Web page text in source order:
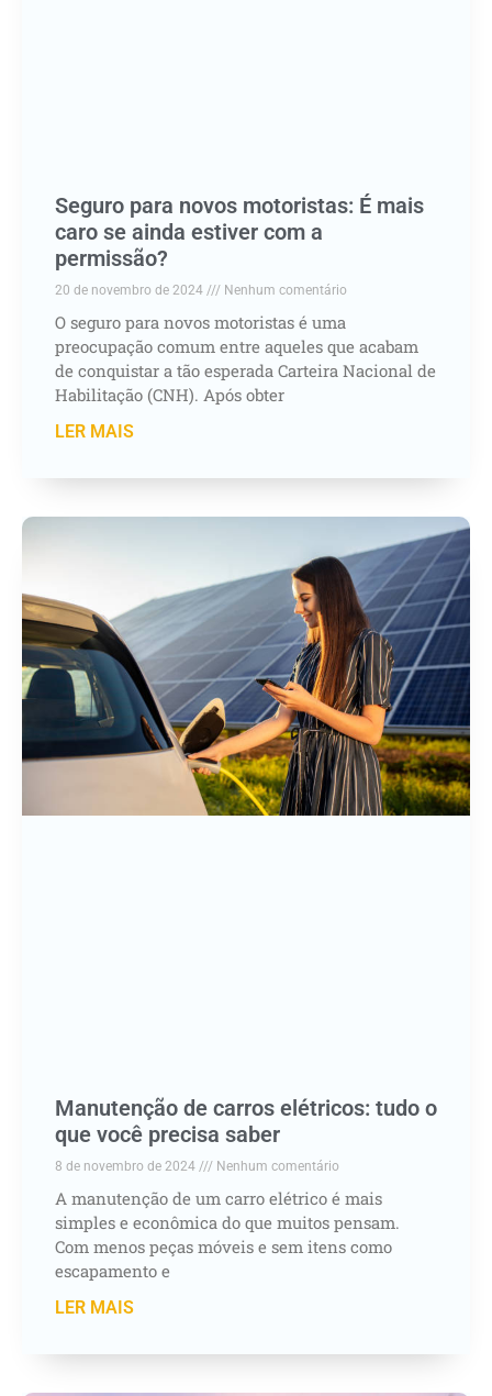
Seguro para novos motoristas: É mais
caro se ainda estiver com a
permissão?
20 de novembro de 2024 Nenhum comentário
O seguro para novos motoristas é uma
preocupação comum entre aqueles que acabam
de conquistar a tão esperada Carteira Nacional de
Habilitação (CNH). Após obter
LER MAIS
Manutenção de carros elétricos: tudo o
que você precisa saber
8 de novembro de 2024 Nenhum comentário
A manutenção de um carro elétrico é mais
simples e econômica do que muitos pensam.
Com menos peças móveis e sem itens como
escapamento e
LER MAIS